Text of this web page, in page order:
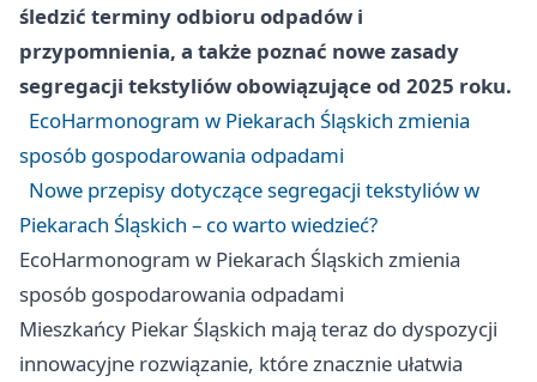
śledzić terminy odbioru odpadów i
przypomnienia, a także poznać nowe zasady
segregacji tekstyliów obowiązujące od 2025 roku.
EcoHarmonogram w Piekarach Śląskich zmienia
sposób gospodarowania odpadami
Nowe przepisy dotyczące segregacji tekstyliów w
Piekarach Śląskich – co warto wiedzieć?
EcoHarmonogram w Piekarach Śląskich zmienia
sposób gospodarowania odpadami
Mieszkańcy Piekar Śląskich mają teraz do dyspozycji
innowacyjne rozwiązanie, które znacznie ułatwia